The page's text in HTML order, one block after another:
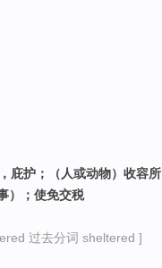
庇护；（人或动物）收容所
）；使免交税
过去分词 sheltered ]